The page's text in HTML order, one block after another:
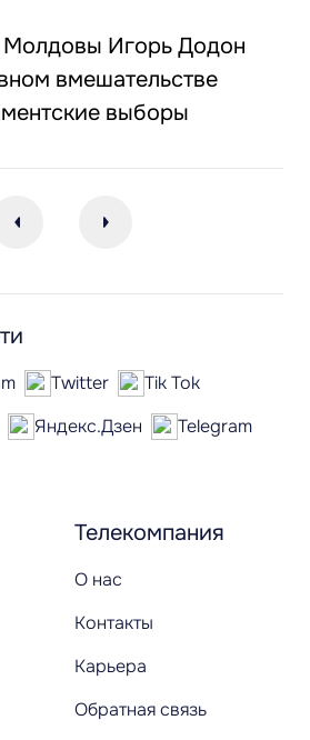
Молдовы Игорь Додон
вмешательстве
выборы
Телекомпания
О нас
Контакты
Карьера
Обратная связь
Twitter
Tik Tok
Яндекс.Дзен
Telegram